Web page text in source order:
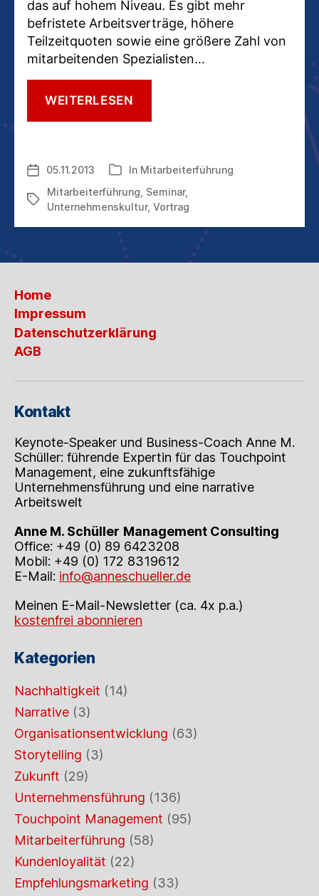
das auf hohem Niveau. Es gibt mehr
befristete Arbeitsverträge, höhere
Teilzeitquoten sowie eine größere Zahl von
mitarbeitenden Spezialisten…
WEITERLESEN
NEUER
WORKSHOP:
MITARBEITERFÜHRUNG
BUSINESSWELT
Veröffentlichungsdatum
05.11.2013 Kategorien
In Mitarbeiterführung
Schlagwörter
Mitarbeiterführung Seminar,
Unternehmenskultur, Vortrag
Home
Impressum
Datenschutzerklärung
AGB
Kontakt
Keynote-Speaker und Business-Coach Anne M.
Schüller: führende Expertin für das Touchpoint
Management, eine zukunftsfähige
Unternehmensführung und eine narrative
Arbeitswelt
Anne M. Schüller Management Consulting
Office: +49 (0) 89 6423208
Mobil: +49 (0) 172 8319612
E-Mail: info@anneschueller.de
Meinen E-Mail-Newsletter (ca. 4x p.a.)
kostenfrei abonnieren
Kategorien
Nachhaltigkeit (14)
Narrative (3)
Organisationsentwicklung (63)
Storytelling (3)
Zukunft (29)
Unternehmensführung (136)
Touchpoint Management (95)
Mitarbeiterführung (58)
Kundenloyalität (22)
Empfehlungsmarketing (33)